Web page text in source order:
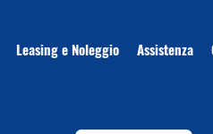
Leasing e Noleggio Assistenza